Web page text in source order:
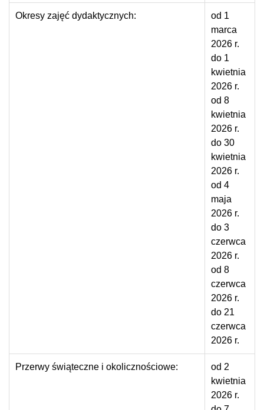
Okresy zajęć dydaktycznych:
od 1
marca
2026 r.
do 1
kwietnia
2026 r.
od 8
kwietnia
2026 r.
do 30
kwietnia
2026 r.
od 4
maja
2026 r.
do 3
czerwca
2026 r.
od 8
czerwca
2026 r.
do 21
czerwca
2026 r.
Przerwy świąteczne i okolicznościowe:
od 2
kwietnia
2026 r.